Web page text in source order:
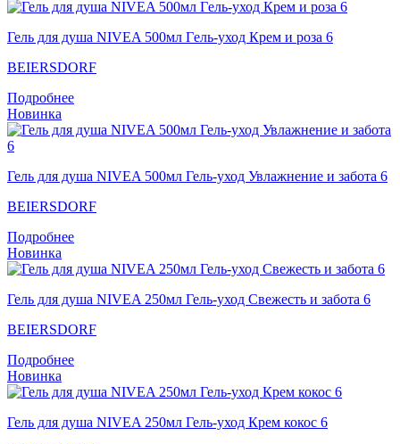
Гель для душа NIVEA 500мл Гeль-уход Крем и роза 6
BEIERSDORF
Подробнее
Новинка
Гель для душа NIVEA 500мл Гель-уход Увлажнение и забота 6
BEIERSDORF
Подробнее
Новинка
Гель для душа NIVEA 250мл Гель-уход Свежесть и забота 6
BEIERSDORF
Подробнее
Новинка
Гель для душа NIVEA 250мл Гель-уход Крем кокос 6